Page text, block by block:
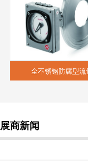
全不锈钢防腐型流
展商新闻